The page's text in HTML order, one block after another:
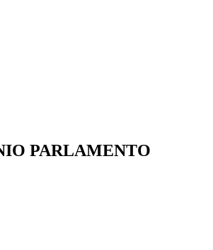
PARLAMENTO